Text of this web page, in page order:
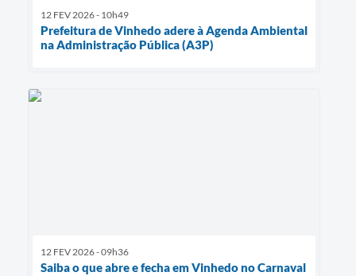
12 FEV 2026 - 10h49
Prefeitura de Vinhedo adere à Agenda Ambiental
na Administração Pública (A3P)
12 FEV 2026 - 09h36
Saiba o que abre e fecha em Vinhedo no Carnaval